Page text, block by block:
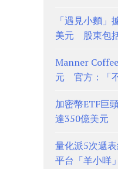
「遇見小麵
美元 股東包
Manner
元 官方：「
加密幣ETF巨
達350億美元
量化派5次遞
平台「羊小咩